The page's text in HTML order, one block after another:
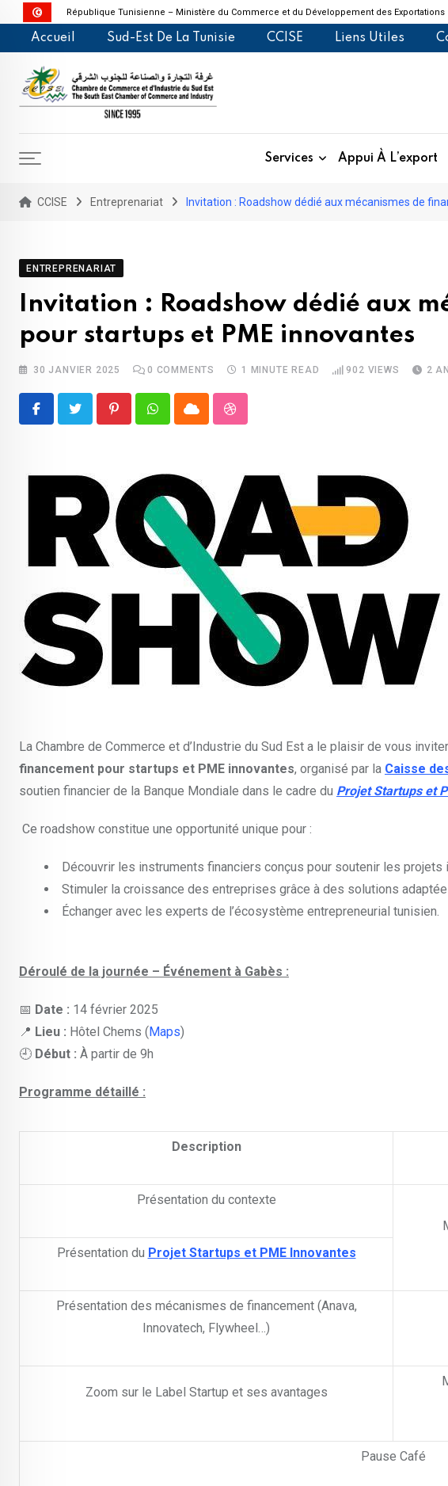
République Tunisienne – Ministère du Commerce et du Développement des Exportations
to
content
Accueil Sud-Est De La Tunisie CCISE Liens Utiles
Services Appui À L’export
CCISE Entreprenariat Invitation : Roadshow dédié aux mécanismes de
ENTREPRENARIAT
Invitation : Roadshow dédié aux
pour startups et PME innovantes
30 JANVIER 2025 0 COMMENTS 1 MINUTE READ 902 VIEWS 2
PinterestWhatsappCloud StumbleUpon
La Chambre de Commerce et d’Industrie du Sud Est a le plaisir de vous
financement pour startups et PME innovantes, organisé par la Caisse
soutien financier de la Banque Mondiale dans le cadre du Projet Startups et
Ce roadshow constitue une opportunité unique pour :
Découvrir les instruments financiers conçus pour soutenir les projets
Stimuler la croissance des entreprises grâce à des solutions
Échanger avec les experts de l’écosystème entrepreneurial tunisien.
Déroulé de la journée – Événement à Gabès :
📅 Date : 14 février 2025
📍 Lieu : Hôtel Chems ( Maps)
🕘 Début : À partir de 9h
Programme détaillé :
Description
Présentation du contexte
Présentation du Projet Startups et PME Innovantes
Présentation des mécanismes de financement (Anava,
Innovatech, Flywheel…)
Zoom sur le Label Startup et ses avantages
Pause Café